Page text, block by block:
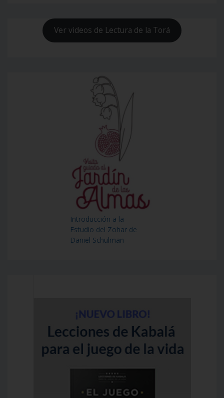
Ver videos de Lectura de la Torá
Introducción a la
Estudio del Zohar de
Daniel Schulman